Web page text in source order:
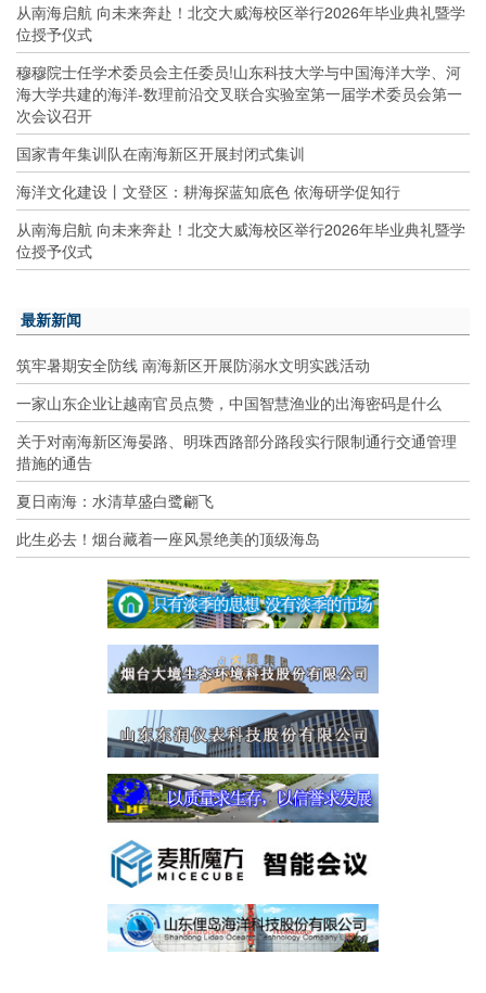
从南海启航 向未来奔赴！北交大威海校区举行2026年毕业典礼暨学
位授予仪式
穆穆院士任学术委员会主任委员!山东科技大学与中国海洋大学、河
海大学共建的海洋-数理前沿交叉联合实验室第一届学术委员会第一
次会议召开
国家青年集训队在南海新区开展封闭式集训
海洋文化建设丨文登区：耕海探蓝知底色 依海研学促知行
从南海启航 向未来奔赴！北交大威海校区举行2026年毕业典礼暨学
位授予仪式
最新新闻
筑牢暑期安全防线 南海新区开展防溺水文明实践活动
一家山东企业让越南官员点赞，中国智慧渔业的出海密码是什么
关于对南海新区海晏路、明珠西路部分路段实行限制通行交通管理
措施的通告
夏日南海：水清草盛白鹭翩飞
此生必去！烟台藏着一座风景绝美的顶级海岛